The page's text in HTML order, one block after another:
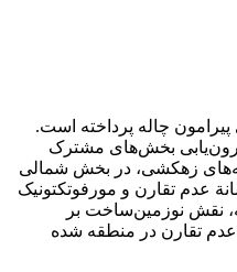
چاله پرداخته است.
درون‌یابی بخش‌های مشترک
زهکشی، در بخش شمالی
عدم تقارن و مورفوتکتونیک
نقش نوزمین‌ساخت بر
مؤثرتر بوده است، زیرا در بخش شمالی پنج مخروط قدیمی تا جدید با اختلاف ارتفاع حدود 700 متر باعث عدم تقارن در منطقه شده